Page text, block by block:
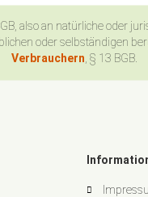
also an natürliche oder
oder selbständigen
Verbrauchern , § 13 BGB.